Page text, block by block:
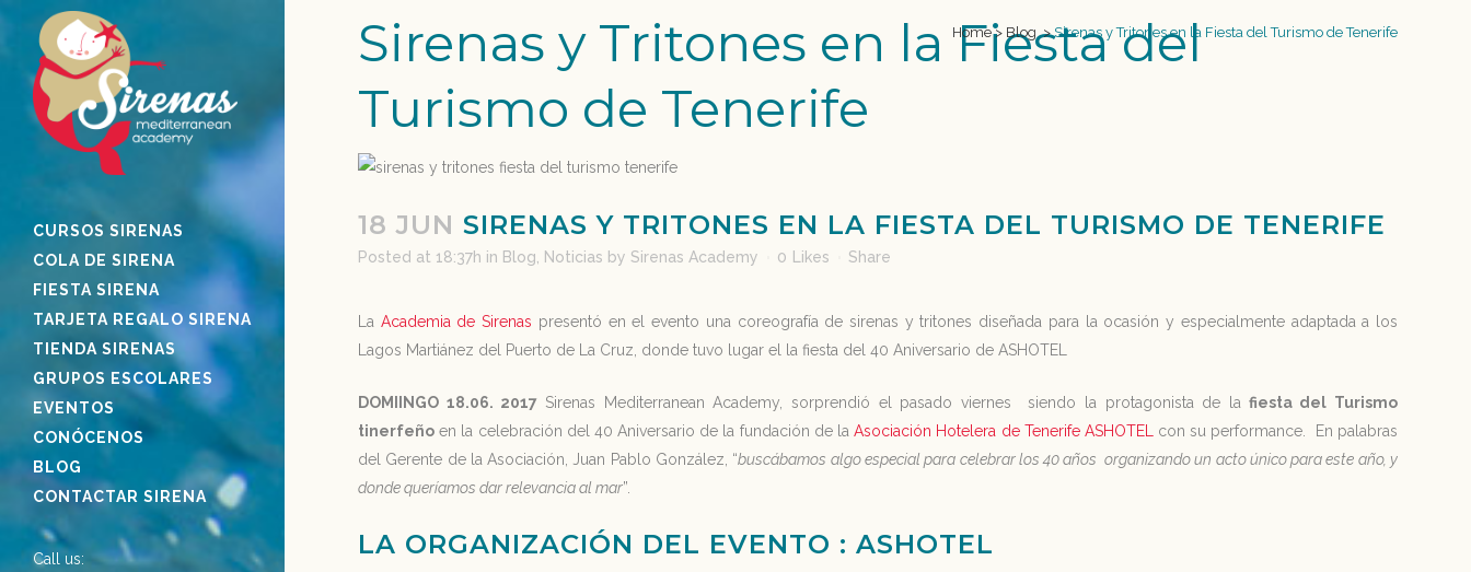
CURSOS SIRENAS
COLA DE SIRENA
FIESTA SIRENA
TARJETA REGALO SIRENA
TIENDA SIRENAS
GRUPOS ESCOLARES
EVENTOS
CONÓCENOS
BLOG
CONTACTAR SIRENA
Call us:
Sirenas y Tritones en la Fiesta del
Turismo de Tenerife
Home> Blog >Sirenas y Tritones en la Fiesta del Turismo de Tenerife
18 JUN SIRENAS Y TRITONES EN LA FIESTA DEL TURISMO DE TENERIFE
Posted at 18:37h in Blog Noticias by Sirenas Academy 0 Likes Share
La Academia de Sirenas presentó en el evento una coreografía de sirenas y tritones diseñada para la ocasión y especialmente adaptada a los
Lagos Martiánez del Puerto de La Cruz, donde tuvo lugar el la fiesta del 40 Aniversario de ASHOTEL
DOMIINGO 18.06. 2017 Sirenas Mediterranean Academy, sorprendió el pasado viernes siendo la protagonista de la fiesta del Turismo
tinerfeño en la celebración del 40 Aniversario de la fundación de laAsociación Hotelera de Tenerife ASHOTEL
con su performance. En palabras
del Gerente de la Asociación, Juan Pablo González, “buscábamos algo especial para celebrar los 40 años organizando un acto único para este año, y
donde queríamos dar relevancia al mar”.
LA ORGANIZACIÓN DEL EVENTO : ASHOTEL